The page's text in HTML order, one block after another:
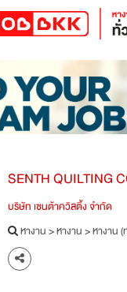
SENTH QUILTING
บริษัท เซนต้าควิลติ้ง จำกัด
หางาน>หางาน>หางาน (